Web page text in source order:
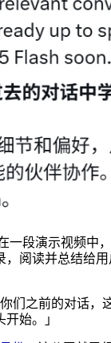
一段演示视频中
阅读并总结给
们之前的对话，
始。」